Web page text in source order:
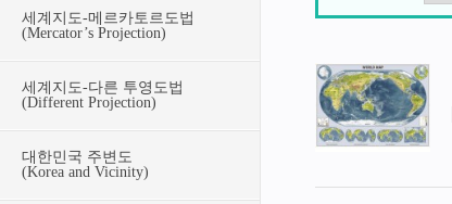
세계지도-메르카토르도법
(Mercator’s Projection)
세계지도-다른 투영도법
(Different Projection)
대한민국 주변도
(Korea and Vicinity)